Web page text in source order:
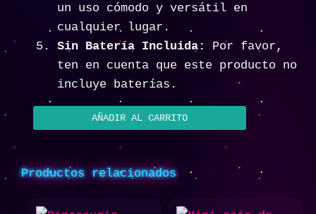
un uso cómodo y versátil en
cualquier lugar.
Sin Batería Incluida:
Por favor,
ten en cuenta que este producto no
incluye baterías.
AÑADIR AL CARRITO
Productos relacionados